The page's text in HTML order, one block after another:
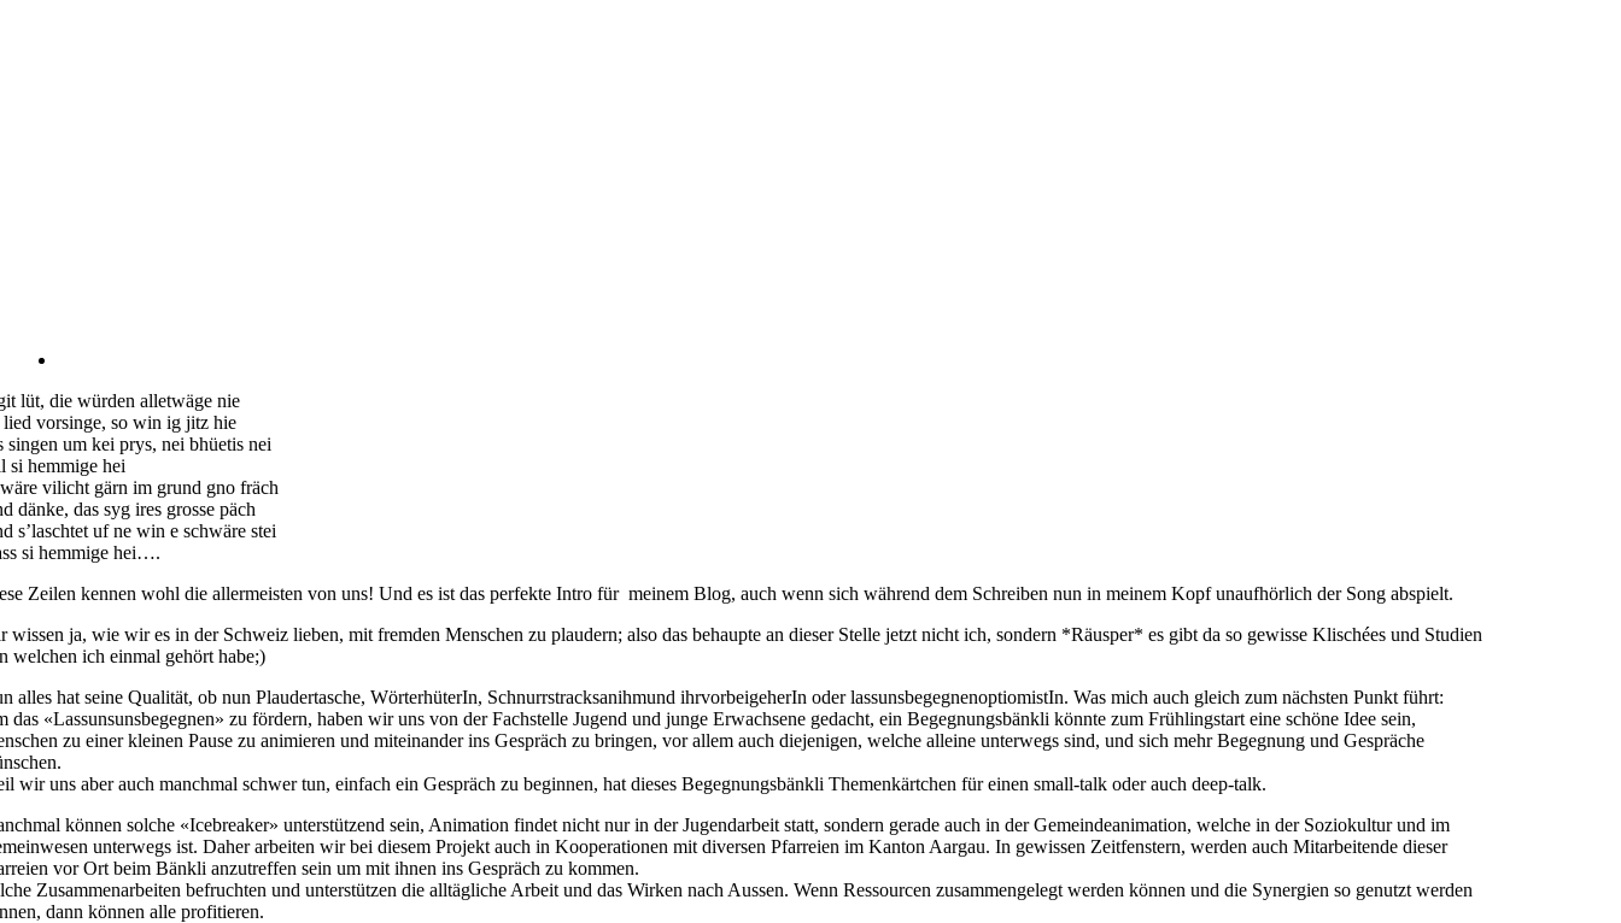
lüt, die würden alletwäge nie
lied vorsinge, so win ig jitz hie
singen um kei prys, nei bhüetis nei
si hemmige hei
vilicht gärn im grund gno fräch
dänke, das syg ires grosse päch
s’laschtet uf ne win e schwäre stei
si hemmige hei….
Zeilen kennen wohl die allermeisten von uns! Und es ist das perfekte Intro für meinem Blog, auch wenn sich während dem Schreiben nun in meinem Kopf unaufhörlich der Song abspielt.
wissen ja, wie wir es in der Schweiz lieben, mit fremden Menschen zu plaudern; also das behaupte an dieser Stelle jetzt nicht ich, sondern *Räusper* es gibt da so gewisse Klischées und Studien
welchen ich einmal gehört habe;)
alles hat seine Qualität, ob nun Plaudertasche, WörterhüterIn, Schnurrstracksanihmund ihrvorbeigeherIn oder lassunsbegegnenoptiomistIn. Was mich auch gleich zum nächsten Punkt führt:
das «Lassunsunsbegegnen» zu fördern, haben wir uns von der Fachstelle Jugend und junge Erwachsene gedacht, ein Begegnungsbänkli könnte zum Frühlingstart eine schöne Idee sein,
zu einer kleinen Pause zu animieren und miteinander ins Gespräch zu bringen, vor allem auch diejenigen, welche alleine unterwegs sind, und sich mehr Begegnung und Gespräche
wir uns aber auch manchmal schwer tun, einfach ein Gespräch zu beginnen, hat dieses Begegnungsbänkli Themenkärtchen für einen small-talk oder auch deep-talk.
können solche «Icebreaker» unterstützend sein, Animation findet nicht nur in der Jugendarbeit statt, sondern gerade auch in der Gemeindeanimation, welche in der Soziokultur und im
unterwegs ist. Daher arbeiten wir bei diesem Projekt auch in Kooperationen mit diversen Pfarreien im Kanton Aargau. In gewissen Zeitfenstern, werden auch Mitarbeitende dieser
vor Ort beim Bänkli anzutreffen sein um mit ihnen ins Gespräch zu kommen.
Zusammenarbeiten befruchten und unterstützen die alltägliche Arbeit und das Wirken nach Aussen. Wenn Ressourcen zusammengelegt werden können und die Synergien so genutzt werden
dann können alle profitieren.